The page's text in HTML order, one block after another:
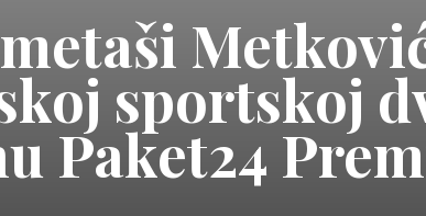
sportskoj
Paket24